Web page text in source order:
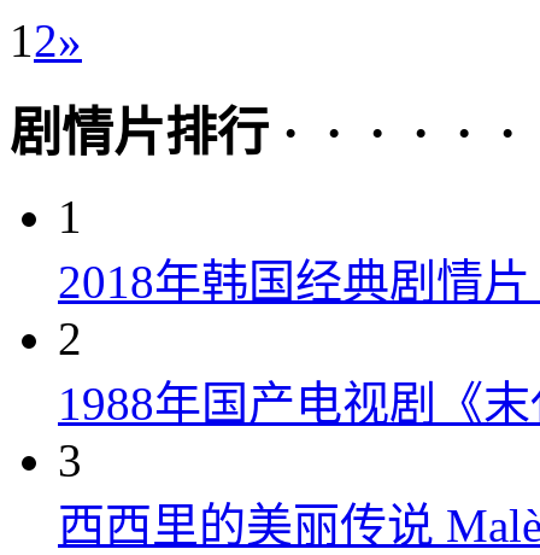
1 2»
剧情片排行 · · · · · ·
1
2018年韩国经典剧情
2
1988年国产电视剧《
3
西西里的美丽传说